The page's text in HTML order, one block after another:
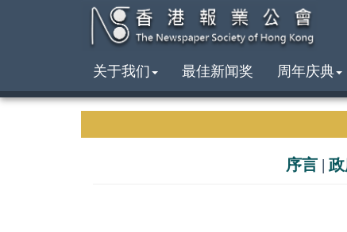
关于我们 最佳新闻奖 周年庆典
序言 |